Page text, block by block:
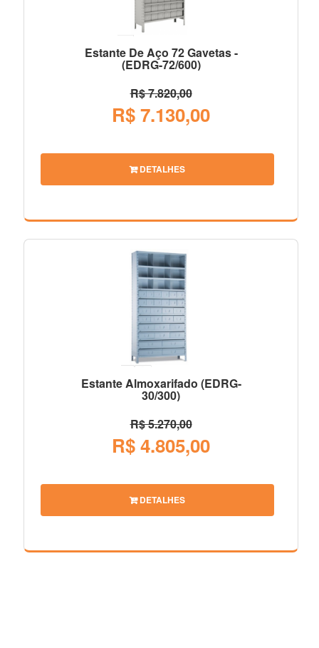
Estante De Aço 72 Gavetas -
(EDRG-72/600)
R$ 7.820,00
R$ 7.130,00
DETALHES
Estante Almoxarifado (EDRG-
30/300)
R$ 5.270,00
R$ 4.805,00
DETALHES